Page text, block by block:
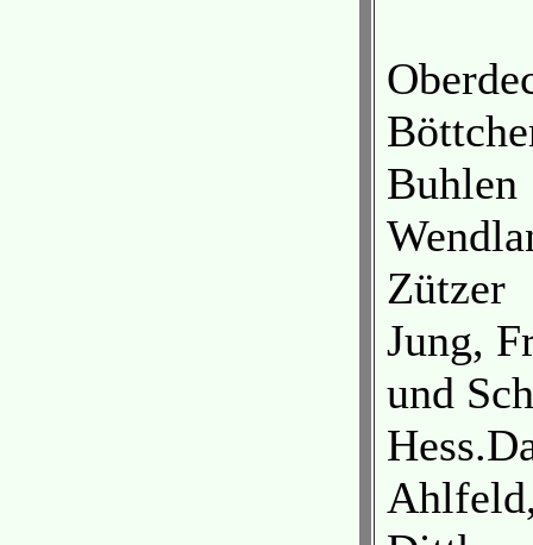
Buhlen
Zützer
Jung,
und